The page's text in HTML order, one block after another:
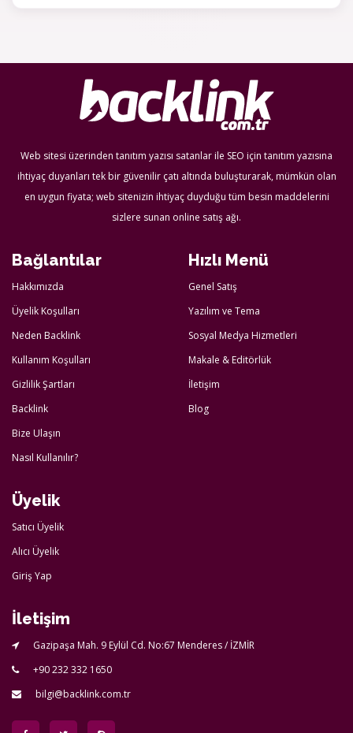
Web sitesi üzerinden tanıtım yazısı satanlar ile SEO için tanıtım yazısına
ihtiyaç duyanları tek bir güvenilir çatı altında buluşturarak, mümkün olan
en uygun fiyata; web sitenizin ihtiyaç duyduğu tüm besin maddelerini
sizlere sunan online satış ağı.
Bağlantılar
Hakkımızda
Üyelik Koşulları
Neden Backlink
Kullanım Koşulları
Gizlilik Şartları
Backlink
Bize Ulaşın
Nasıl Kullanılır?
Hızlı Menü
Genel Satış
Yazılım ve Tema
Sosyal Medya Hizmetleri
Makale & Editörlük
İletişim
Blog
Üyelik
Satıcı Üyelik
Alıcı Üyelik
Giriş Yap
İletişim
Gazipaşa Mah. 9 Eylül Cd. No:67 Menderes / İZMİR
+90 232 332 1650
bilgi@backlink.com.tr